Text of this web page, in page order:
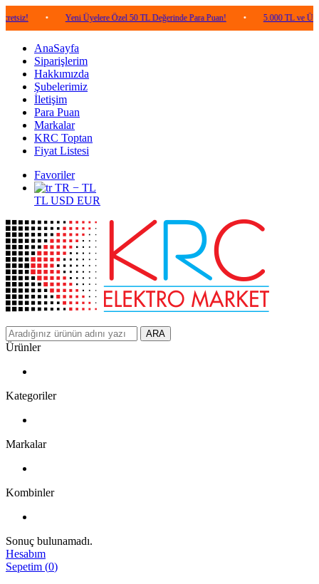
• Yeni Üyelere Özel 50 TL Değerinde Para Puan! • 5.000 TL ve Üzeri
AnaSayfa
Siparişlerim
Hakkımızda
Şubelerimiz
İletişim
Para Puan
Markalar
KRC Toptan
Fiyat Listesi
Favoriler
TR − TL
TL USD EUR
ARA
Ürünler
Kategoriler
Markalar
Kombinler
Sonuç bulunamadı.
Hesabım
Sepetim (0)